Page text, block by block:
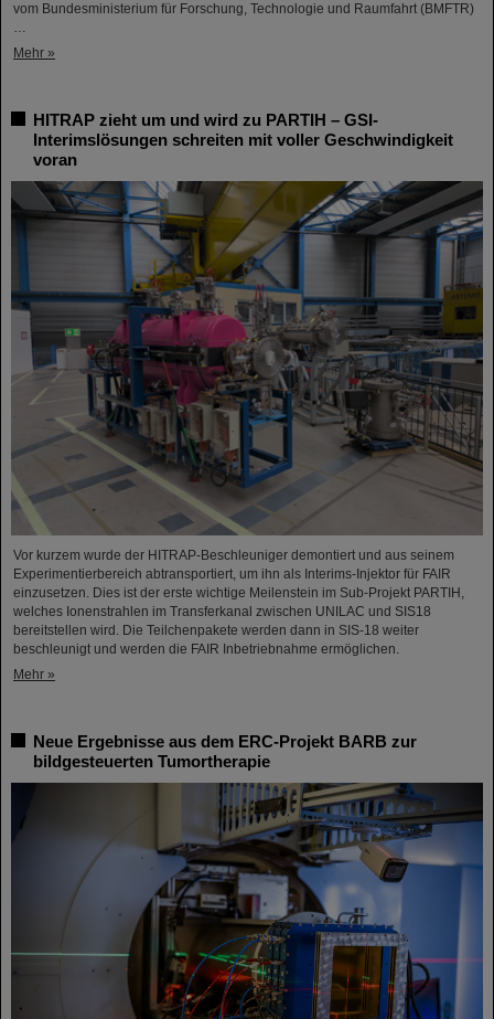
vom Bundesministerium für Forschung, Technologie und Raumfahrt (BMFTR)
…
Mehr »
HITRAP zieht um und wird zu PARTIH – GSI-
Interimslösungen schreiten mit voller Geschwindigkeit
voran
Vor kurzem wurde der HITRAP-Beschleuniger demontiert und aus seinem
Experimentierbereich abtransportiert, um ihn als Interims-Injektor für FAIR
einzusetzen. Dies ist der erste wichtige Meilenstein im Sub-Projekt PARTIH,
welches Ionenstrahlen im Transferkanal zwischen UNILAC und SIS18
bereitstellen wird. Die Teilchenpakete werden dann in SIS-18 weiter
beschleunigt und werden die FAIR Inbetriebnahme ermöglichen.
Mehr »
Neue Ergebnisse aus dem ERC-Projekt BARB zur
bildgesteuerten Tumortherapie